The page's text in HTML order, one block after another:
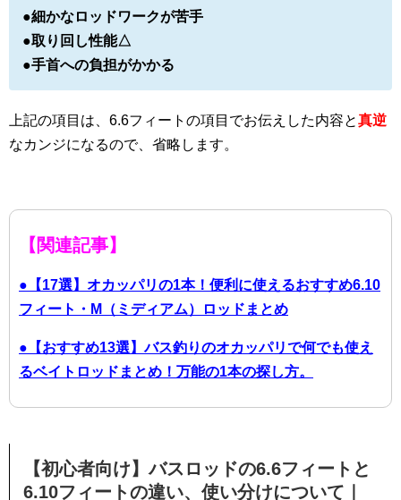
●細かなロッドワークが苦手
●取り回し性能△
●手首への負担がかかる
上記の項目は、6.6フィートの項目でお伝えした内容と真逆
なカンジになるので、省略します。
【関連記事】
●【17選】オカッパリの1本！便利に使えるおすすめ6.10
フィート・M（ミディアム）ロッドまとめ
●【おすすめ13選】バス釣りのオカッパリで何でも使え
るベイトロッドまとめ！万能の1本の探し方。
【初心者向け】バスロッドの6.6フィートと
6.10フィートの違い、使い分けについて｜